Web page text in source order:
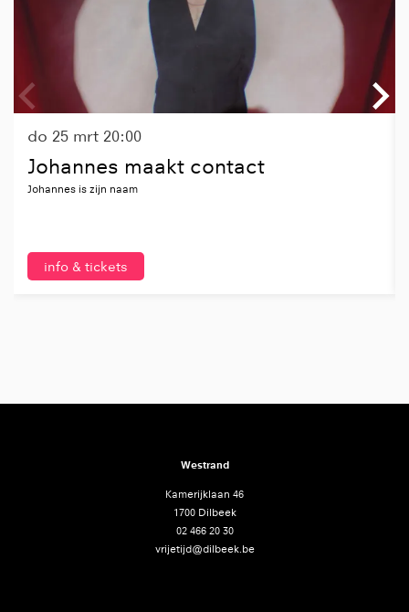
Johannes maakt contact
Johannes is zijn naam
do 25 mrt 20:00
info & tickets
Westrand
Kamerijklaan 46
1700 Dilbeek
02 466 20 30
vrijetijd@dilbeek.be